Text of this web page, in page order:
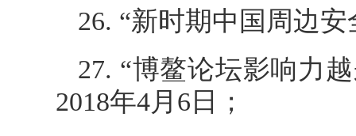
26. “新时期中国周边
27. “博鳌论坛影响力
2018年4月6日；